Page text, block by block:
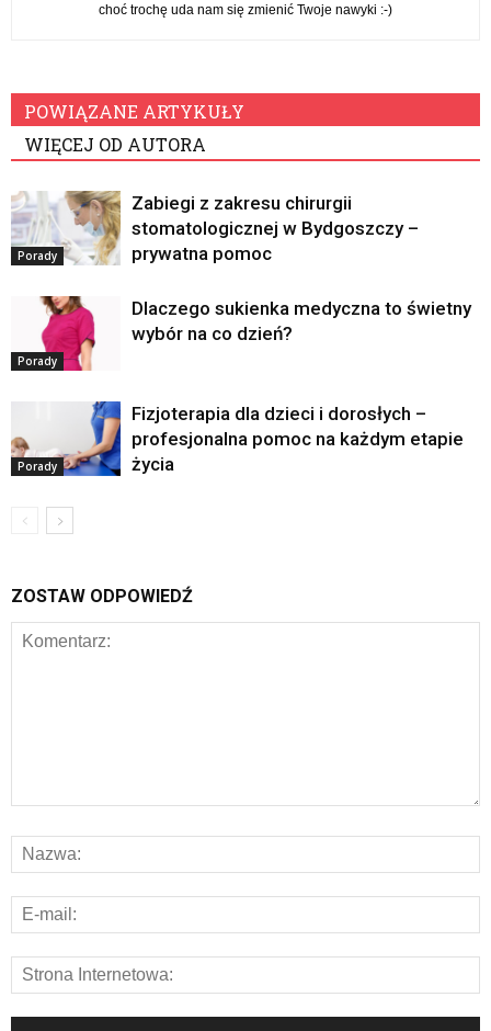
choć trochę uda nam się zmienić Twoje nawyki :-)
POWIĄZANE ARTYKUŁY
WIĘCEJ OD AUTORA
Porady
Zabiegi z zakresu chirurgii
stomatologicznej w Bydgoszczy –
prywatna pomoc
Porady
Dlaczego sukienka medyczna to świetny
wybór na co dzień?
Porady
Fizjoterapia dla dzieci i dorosłych –
profesjonalna pomoc na każdym etapie
życia
ZOSTAW ODPOWIEDŹ